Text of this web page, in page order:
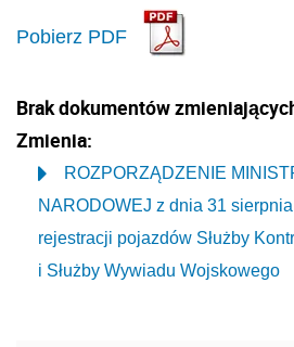
Pobierz PDF
Brak dokumentów
Zmienia:
ROZPORZĄDZENIE
NARODOWEJ z dnia 31
rejestracji pojazdów Służby
i Służby Wywiadu Wojskowego